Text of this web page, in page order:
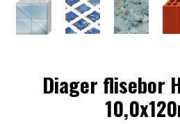
Diager flisebor